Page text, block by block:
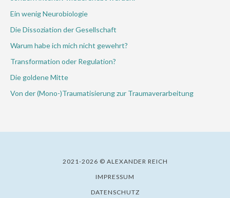
Ein wenig Neurobiologie
Die Dissoziation der Gesellschaft
Warum habe ich mich nicht gewehrt?
Transformation oder Regulation?
Die goldene Mitte
Von der (Mono-)Traumatisierung zur Traumaverarbeitung
2021-2026 © ALEXANDER REICH
IMPRESSUM
DATENSCHUTZ